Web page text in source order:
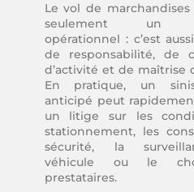
Le vol de marchandises
seulement un
opérationnel : c’est
de responsabilité, de
d’activité et de maîtrise
En pratique, un
anticipé peut
un litige sur les
stationnement, les
sécurité, la
véhicule ou le
prestataires.